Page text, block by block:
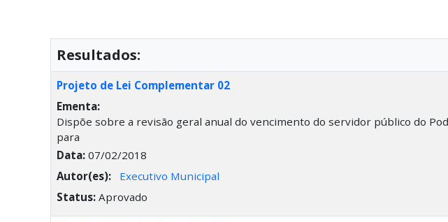
Resultados:
Projeto de Lei Complementar 02
Ementa:
Dispõe sobre a revisão geral anual do vencimento do servidor público do
para
Data:07/02/2018
Autor(es):
Executivo Municipal
Status:Aprovado